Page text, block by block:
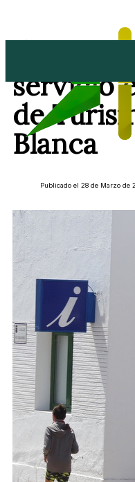
servicio
de
Blanca
Publicado el 28 de Marzo de